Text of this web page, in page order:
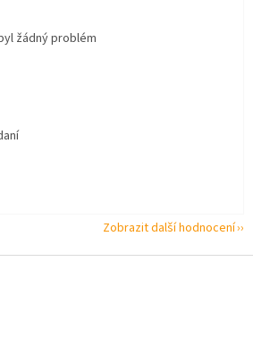
žádný problém
obchodu je 5 z 5 hvězdiček.
Zobrazit další hodnocení